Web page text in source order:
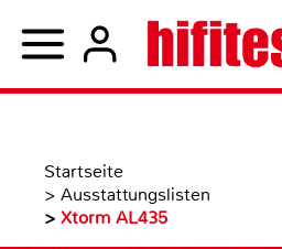
Startseite
> Ausstattungslisten
> Xtorm AL435